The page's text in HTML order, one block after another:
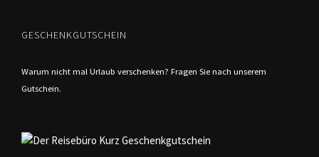
GESCHENKGUTSCHEIN
Warum nicht mal Urlaub verschenken? Fragen Sie nach unserem
Gutschein.